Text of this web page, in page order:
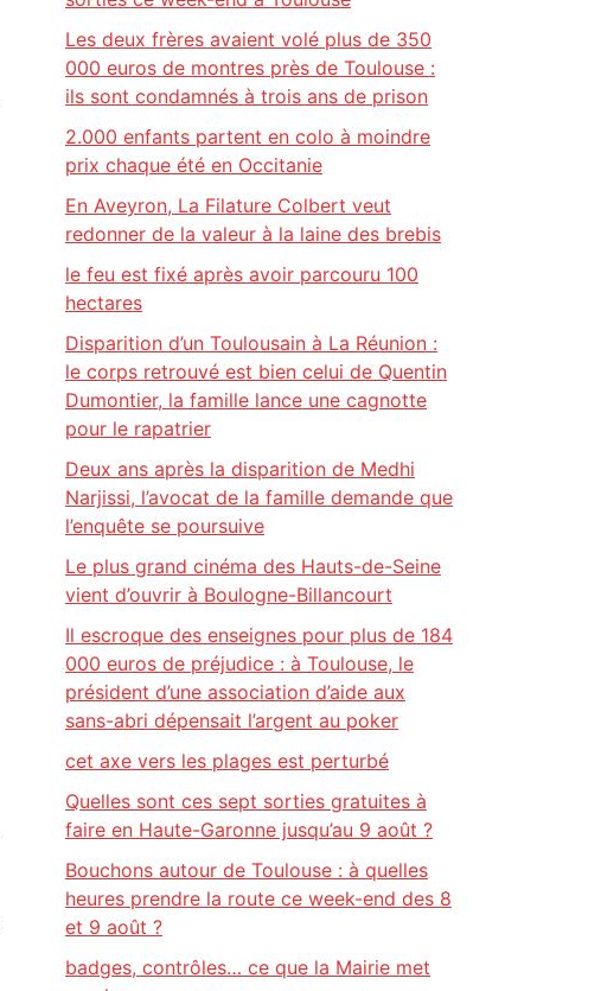
Les deux frères avaient volé plus de 350
000 euros de montres près de Toulouse :
ils sont condamnés à trois ans de prison
2.000 enfants partent en colo à moindre
prix chaque été en Occitanie
En Aveyron, La Filature Colbert veut
redonner de la valeur à la laine des brebis
le feu est fixé après avoir parcouru 100
hectares
Disparition d’un Toulousain à La Réunion :
le corps retrouvé est bien celui de Quentin
Dumontier, la famille lance une cagnotte
pour le rapatrier
Deux ans après la disparition de Medhi
Narjissi, l’avocat de la famille demande que
l’enquête se poursuive
Le plus grand cinéma des Hauts-de-Seine
vient d’ouvrir à Boulogne-Billancourt
Il escroque des enseignes pour plus de 184
000 euros de préjudice : à Toulouse, le
président d’une association d’aide aux
sans-abri dépensait l’argent au poker
cet axe vers les plages est perturbé
Quelles sont ces sept sorties gratuites à
faire en Haute-Garonne jusqu’au 9 août ?
Bouchons autour de Toulouse : à quelles
heures prendre la route ce week-end des 8
et 9 août ?
badges, contrôles… ce que la Mairie met